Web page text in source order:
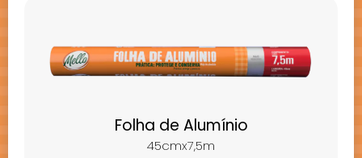
Folha de Alumínio
45cmx7,5m